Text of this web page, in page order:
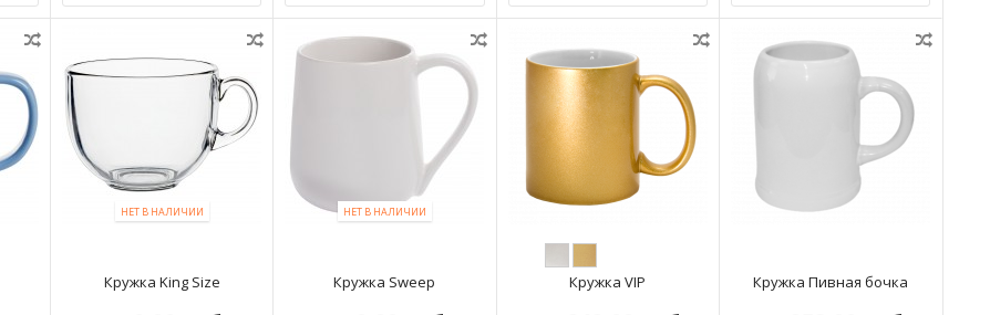
НЕТ В НАЛИЧИИ
Кружка King Size
НЕТ В НАЛИЧИИ
Кружка Sweep Кружка VIP Кружка Пивная бочка